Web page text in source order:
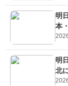
明
本
明
北